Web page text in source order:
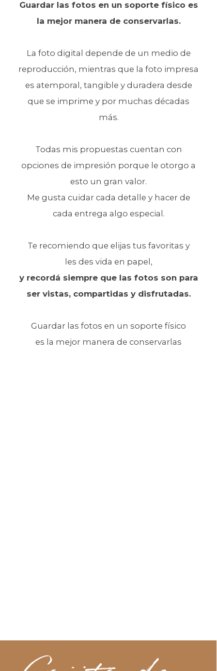
Guardar las fotos en un soporte físico es
la mejor manera de conservarlas.
La foto digital depende de un medio de
reproducción, mientras que la foto impresa
es atemporal, tangible y duradera desde
que se imprime y por muchas décadas
más.
Todas mis propuestas cuentan con
opciones de impresión porque le otorgo a
esto un gran valor.
Me gusta cuidar cada detalle y hacer de
cada entrega algo especial.
Te recomiendo que elijas tus favoritas y
les des vida en papel,
y recordá siempre que las fotos son para
ser vistas, compartidas y disfrutadas.
Guardar las fotos en un soporte físico
es la mejor manera de conservarlas